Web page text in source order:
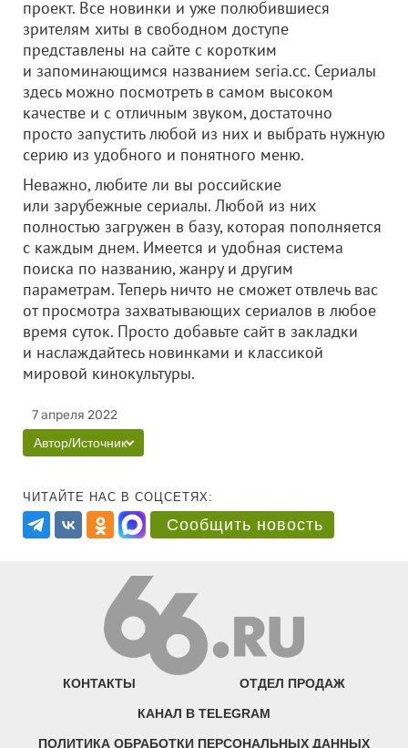
проект. Все новинки и уже полюбившиеся
зрителям хиты в свободном доступе
представлены на сайте с коротким
и запоминающимся названием seria.cc. Сериалы
здесь можно посмотреть в самом высоком
качестве и с отличным звуком, достаточно
просто запустить любой из них и выбрать нужную
серию из удобного и понятного меню.
Неважно, любите ли вы российские
или зарубежные сериалы. Любой из них
полностью загружен в базу, которая пополняется
с каждым днем. Имеется и удобная система
поиска по названию, жанру и другим
параметрам. Теперь ничто не сможет отвлечь вас
от просмотра захватывающих сериалов в любое
время суток. Просто добавьте сайт в закладки
и наслаждайтесь новинками и классикой
мировой кинокультуры.
7 апреля 2022
Автор/Источник
ЧИТАЙТЕ НАС В СОЦСЕТЯХ:
Сообщить новость
КОНТАКТЫ ОТДЕЛ ПРОДАЖ
КАНАЛ В TELEGRAM
ПОЛИТИКА ОБРАБОТКИ ПЕРСОНАЛЬНЫХ ДАННЫХ